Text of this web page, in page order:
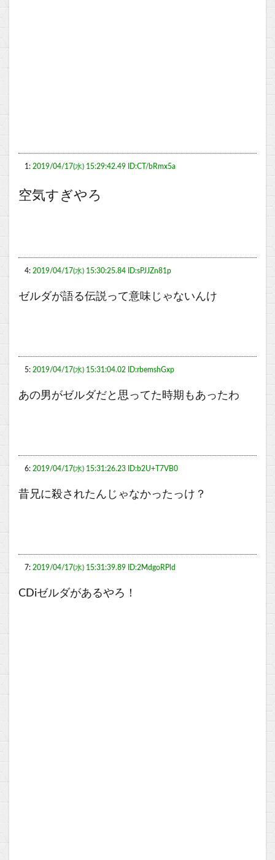
1: 2019/04/17(水) 15:29:42.49 ID:CT/bRmx5a
空気すぎやろ
4: 2019/04/17(水) 15:30:25.84 ID:sPJJZn81p
ゼルダが語る伝説って意味じゃないんけ
5: 2019/04/17(水) 15:31:04.02 ID:rbemshGxp
あの男がゼルダだと思ってた時期もあったわ
6: 2019/04/17(水) 15:31:26.23 ID:b2U+T7VB0
昔兄に殺されたんじゃなかったっけ？
7: 2019/04/17(水) 15:31:39.89 ID:2MdgoRPld
CDiゼルダがあるやろ！